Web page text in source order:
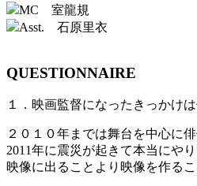
MC 室龍規
Asst. 石原里衣
QUESTIONNAIRE
１．映画監督になったきっかけ
２０１０年までは舞台を中心に
2011年に震災が起きて本当にや
映像に出ることより映像を作る